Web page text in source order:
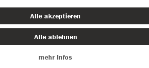
Alle akzeptieren
Alle ablehnen
mehr Infos